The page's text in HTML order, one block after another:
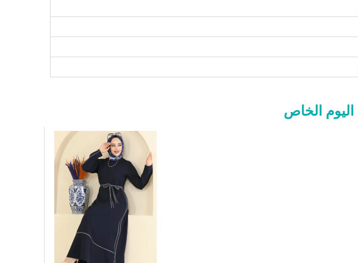
الحجم
38
96
96
96
96
اليوم الخاص